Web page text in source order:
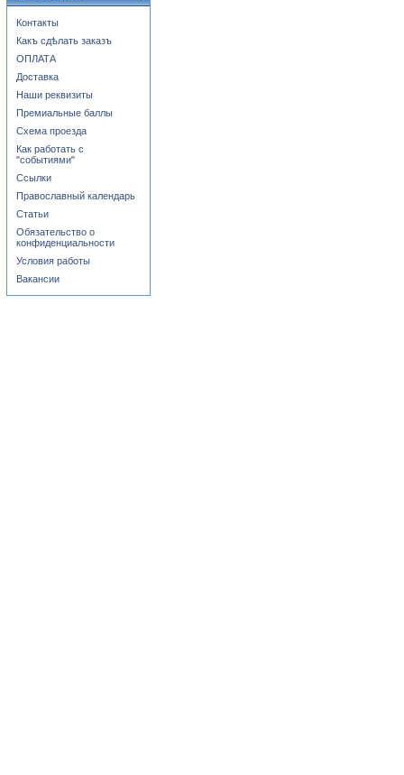
Контакты
Какъ сдѣлать заказъ
ОПЛАТА
Доставка
Наши реквизиты
Премиальные баллы
Схема проезда
Как работать с
"событиями"
Ссылки
Православный календарь
Статьи
Обязательство о
конфиденциальности
Условия работы
Вакансии